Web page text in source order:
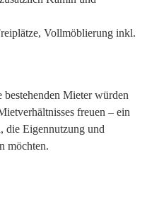
Vollmöblierung inkl.
Mieter würden
freuen – ein
die Eigennutzung und
möchten.